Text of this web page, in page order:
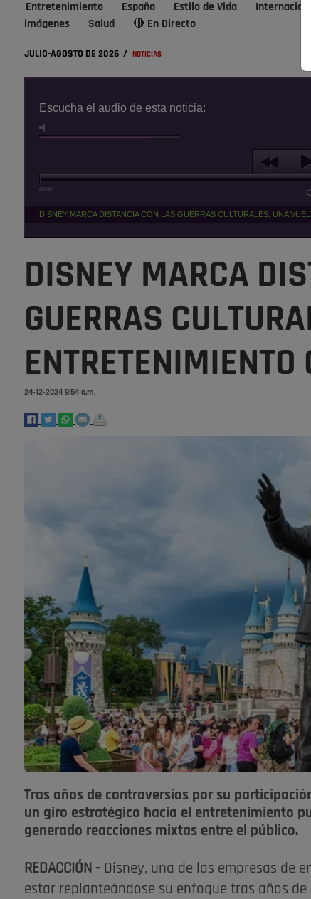
Entretenimiento
España Estilo de Vida Internacional
imágenes
Salud 🔴 En Directo
JULIO-AGOSTO DE 2026 / NOTICIAS
Escucha el audio de esta noticia:
00:00
DISNEY MARCA DISTANCIA CON LAS GUERRAS CULTURALES: UNA
DISNEY MARCA
GUERRAS
24-12-2024 9:54 a.m.
Tras años de controversias por su
un giro estratégico hacia el entretenimiento
generado reacciones mixtas entre el público.
REDACCIÓN - Disney, una de las empresas de
estar replanteándose su enfoque tras años